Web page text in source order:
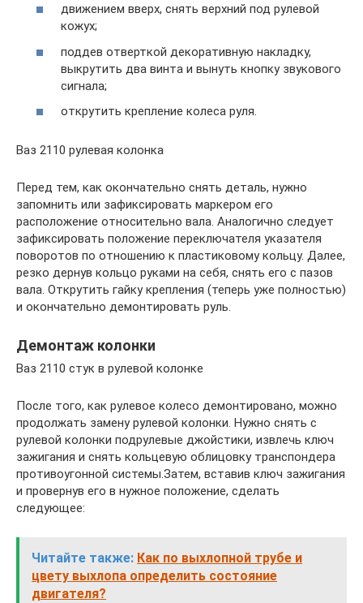
движением вверх, снять верхний под рулевой
кожух;
поддев отверткой декоративную накладку,
выкрутить два винта и вынуть кнопку звукового
сигнала;
открутить крепление колеса руля.
Ваз 2110 рулевая колонка
Перед тем, как окончательно снять деталь, нужно
запомнить или зафиксировать маркером его
расположение относительно вала. Аналогично следует
зафиксировать положение переключателя указателя
поворотов по отношению к пластиковому кольцу. Далее,
резко дернув кольцо руками на себя, снять его с пазов
вала. Открутить гайку крепления (теперь уже полностью)
и окончательно демонтировать руль.
Демонтаж колонки
Ваз 2110 стук в рулевой колонке
После того, как рулевое колесо демонтировано, можно
продолжать замену рулевой колонки. Нужно снять с
рулевой колонки подрулевые джойстики, извлечь ключ
зажигания и снять кольцевую облицовку транспондера
противоугонной системы.Затем, вставив ключ зажигания
и провернув его в нужное положение, сделать
следующее:
Читайте также: Как по выхлопной трубе и
цвету выхлопа определить состояние
двигателя?